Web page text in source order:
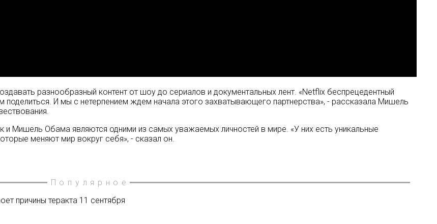
разнообразный контент от шоу до сериалов и документальных лент. «Netflix беспрецедентный
поделиться. И мы с нетерпением ждем начала этого захватывающего партнерства», - рассказала Мишель
и Мишель Обама являются одними из самых уважаемых личностей в мире. «У них есть уникальные
меняют мир вокруг себя», - сказал он.
Популярное
причины теракта 11 сентября